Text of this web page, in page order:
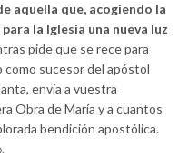
aquella que, acogiendo la
la Iglesia una nueva luz
pide que se rece para
sucesor del apóstol
envía a vuestra
Obra de María y a cuantos
bendición apostólica.